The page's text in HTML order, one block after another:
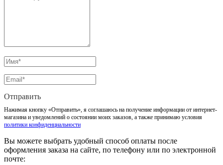
Отправить
Нажимая кнопку «Отправить», я соглашаюсь на получение информации от интернет-
магазина и уведомлений о состоянии моих заказов, а также принимаю условия
политики конфиденциальности
Вы можете выбрать удобный способ оплаты после
оформления заказа на сайте, по телефону или по электронной
почте: